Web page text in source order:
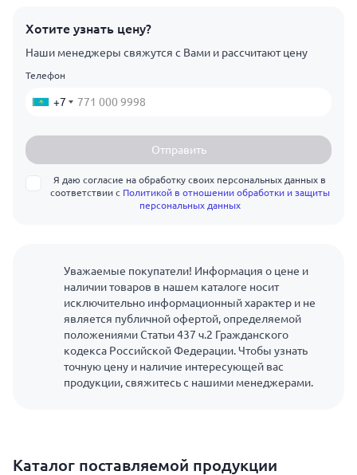
Хотите узнать цену?
Наши менеджеры свяжутся с Вами и рассчитают цену
Телефон
+7
Отправить
Я даю согласие на обработку своих персональных данных в
соответствии с Политикой в отношении обработки и защиты
персональных данных
Уважаемые покупатели! Информация о цене и
наличии товаров в нашем каталоге носит
исключительно информационный характер и не
является публичной офертой, определяемой
положениями Статьи 437 ч.2 Гражданского
кодекса Российской Федерации. Чтобы узнать
точную цену и наличие интересующей вас
продукции, свяжитесь с нашими менеджерами.
Каталог поставляемой продукции